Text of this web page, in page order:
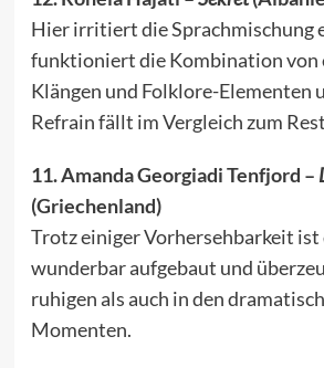
Hier irritiert die Sprachmischung
funktioniert die Kombination von
Klängen und Folklore-Elementen
Refrain fällt im Vergleich zum
11. Amanda Georgiadi Tenfjord –
(Griechenland)
Trotz einiger Vorhersehbarkeit ist
wunderbar aufgebaut und
ruhigen als auch in den
Momenten.